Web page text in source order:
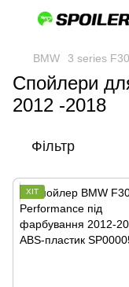
BMW 3 series
Спойлери
2012 -2018
Фільтр
ХІТ